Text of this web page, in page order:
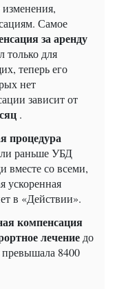
Самое
за аренду
только для
теперь его
нет
зависит от
.
процедура
раньше УБД
вместе со всеми,
ускоренная
в «Действии».
компенсация
лечение до
превышала 8400